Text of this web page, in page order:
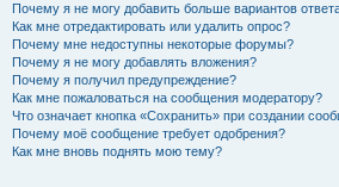
Почему я не могу добавить больше вариантов
Как мне отредактировать или удалить опрос?
Почему мне недоступны некоторые форумы?
Почему я не могу добавлять вложения?
Почему я получил предупреждение?
Как мне пожаловаться на сообщения модератору?
Что означает кнопка «Сохранить» при создании
Почему моё сообщение требует одобрения?
Как мне вновь поднять мою тему?